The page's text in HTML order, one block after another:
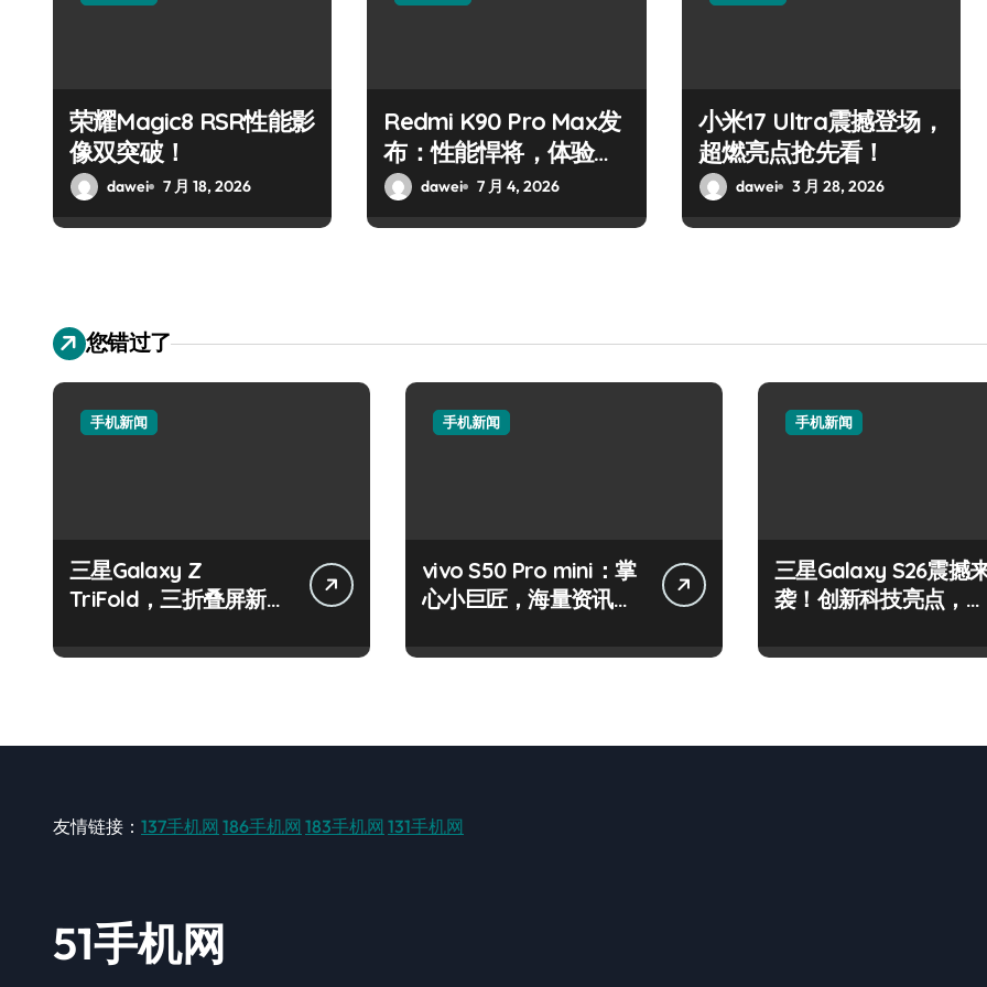
荣耀Magic8 RSR性能影
像双突破！
dawei 7 月 18, 2026
Redmi K90 Pro Max发
布：性能悍将，体验巅
峰！dawei 7 月 4, 2026
小米17 Ultra震撼登场，
超燃亮点抢先看！
dawei 3 月 28, 2026
您错过了
手机新闻
三星Galaxy Z
TriFold，三折叠屏新风
手机新闻
vivo S50 Pro mini：掌
心小巨匠，海量资讯一
手机新闻
三星Galaxy S26震撼
袭！创新科技亮点，一
友情链接： 137手机网 186手机网 183手机网 131手机网
51手机网